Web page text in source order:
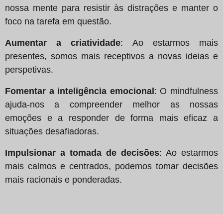
nossa mente para resistir às distrações e manter o
foco na tarefa em questão.
Aumentar a criatividade: Ao estarmos mais
presentes, somos mais receptivos a novas ideias e
perspetivas.
Fomentar a inteligência emocional: O mindfulness
ajuda-nos a compreender melhor as nossas
emoções e a responder de forma mais eficaz a
situações desafiadoras.
Impulsionar a tomada de decisões: Ao estarmos
mais calmos e centrados, podemos tomar decisões
mais racionais e ponderadas.